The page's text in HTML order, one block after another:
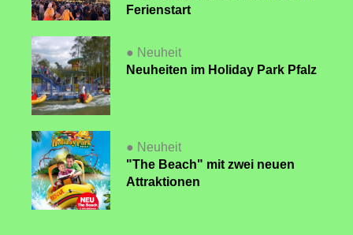
Ferienstart
● Neuheit
Neuheiten im Holiday Park Pfalz
● Neuheit
"The Beach" mit zwei neuen
Attraktionen